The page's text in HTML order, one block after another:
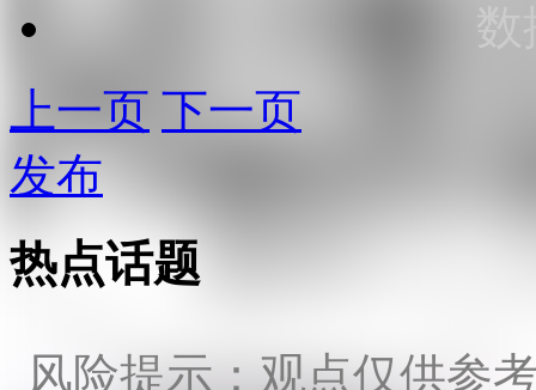
上一页 下一页
发布
热点话题
风险提示：观点仅供参